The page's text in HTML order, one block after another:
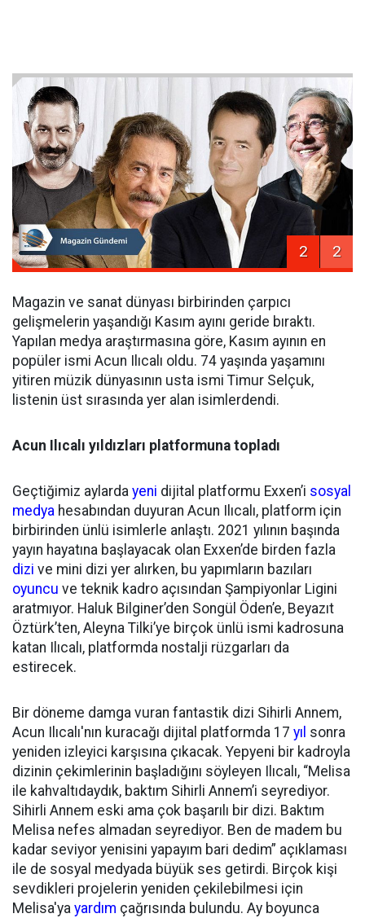
2 2
Magazin ve sanat dünyası birbirinden çarpıcı
gelişmelerin yaşandığı Kasım ayını geride bıraktı.
Yapılan medya araştırmasına göre, Kasım ayının en
popüler ismi Acun Ilıcalı oldu. 74 yaşında yaşamını
yitiren müzik dünyasının usta ismi Timur Selçuk,
listenin üst sırasında yer alan isimlerdendi.
Acun Ilıcalı yıldızları platformuna topladı
Geçtiğimiz aylarda yeni dijital platformu Exxen’i sosyal
medya hesabından duyuran Acun Ilıcalı, platform için
birbirinden ünlü isimlerle anlaştı. 2021 yılının başında
yayın hayatına başlayacak olan Exxen’de birden fazla
dizi ve mini dizi yer alırken, bu yapımların bazıları
oyuncu ve teknik kadro açısından Şampiyonlar Ligini
aratmıyor. Haluk Bilginer’den Songül Öden’e, Beyazıt
Öztürk’ten, Aleyna Tilki’ye birçok ünlü ismi kadrosuna
katan Ilıcalı, platformda nostalji rüzgarları da
estirecek.
Bir döneme damga vuran fantastik dizi Sihirli Annem,
Acun Ilıcalı'nın kuracağı dijital platformda 17 yıl sonra
yeniden izleyici karşısına çıkacak. Yepyeni bir kadroyla
dizinin çekimlerinin başladığını söyleyen Ilıcalı, “Melisa
ile kahvaltıdaydık, baktım Sihirli Annem’i seyrediyor.
Sihirli Annem eski ama çok başarılı bir dizi. Baktım
Melisa nefes almadan seyrediyor. Ben de madem bu
kadar seviyor yenisini yapayım bari dedim” açıklaması
ile de sosyal medyada büyük ses getirdi. Birçok kişi
sevdikleri projelerin yeniden çekilebilmesi için
Melisa'ya yardım çağrısında bulundu. Ay boyunca